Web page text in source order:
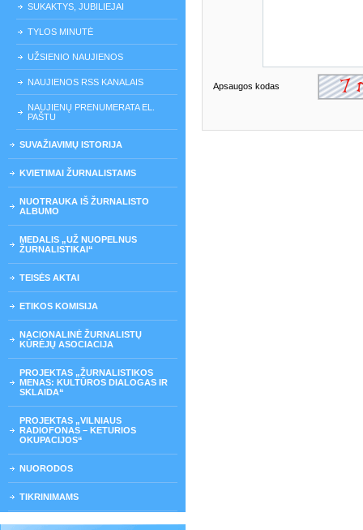
SUKAKTYS, JUBILIEJAI
TYLOS MINUTĖ
UŽSIENIO NAUJIENOS
NAUJIENOS RSS KANALAIS
NAUJIENŲ PRENUMERATA EL.
PAŠTU
SUVAŽIAVIMŲ ISTORIJA
KVIETIMAI ŽURNALISTAMS
NUOTRAUKA IŠ ŽURNALISTO
ALBUMO
MEDALIS „UŽ NUOPELNUS
ŽURNALISTIKAI“
TEISĖS AKTAI
ETIKOS KOMISIJA
NACIONALINĖ ŽURNALISTŲ
KŪRĖJŲ ASOCIACIJA
PROJEKTAS „ŽURNALISTIKOS
MENAS: KULTŪROS DIALOGAS IR
SKLAIDA“
PROJEKTAS „VILNIAUS
RADIOFONAS – KETURIOS
OKUPACIJOS“
NUORODOS
TIKRINIMAMS
Apsaugos kodas